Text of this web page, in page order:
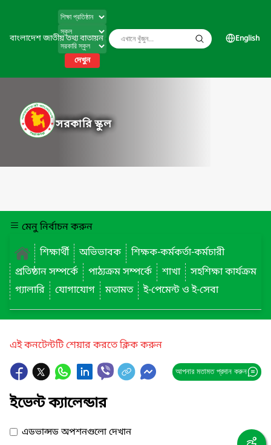
বাংলাদেশ জাতীয় তথ্য বাতায়ন
দেখুন
English
সরকারি স্কুল
মেনু নির্বাচন করুন
শিক্ষার্থী
অভিভাবক
শিক্ষক-কর্মকর্তা-কর্মচারী
প্রতিষ্ঠান সম্পর্কে
পাঠ্যক্রম সম্পর্কে শাখা
সহশিক্ষা কার্যক্রম
গ্যালারি
যোগাযোগ মতামত ই-পেমেন্ট ও ই-সেবা
এই কনটেন্টটি শেয়ার করতে ক্লিক করুন
আপনার মতামত প্রদান করুন
ইভেন্ট ক্যালেন্ডার
এডভান্সড অপশনগুলো দেখান